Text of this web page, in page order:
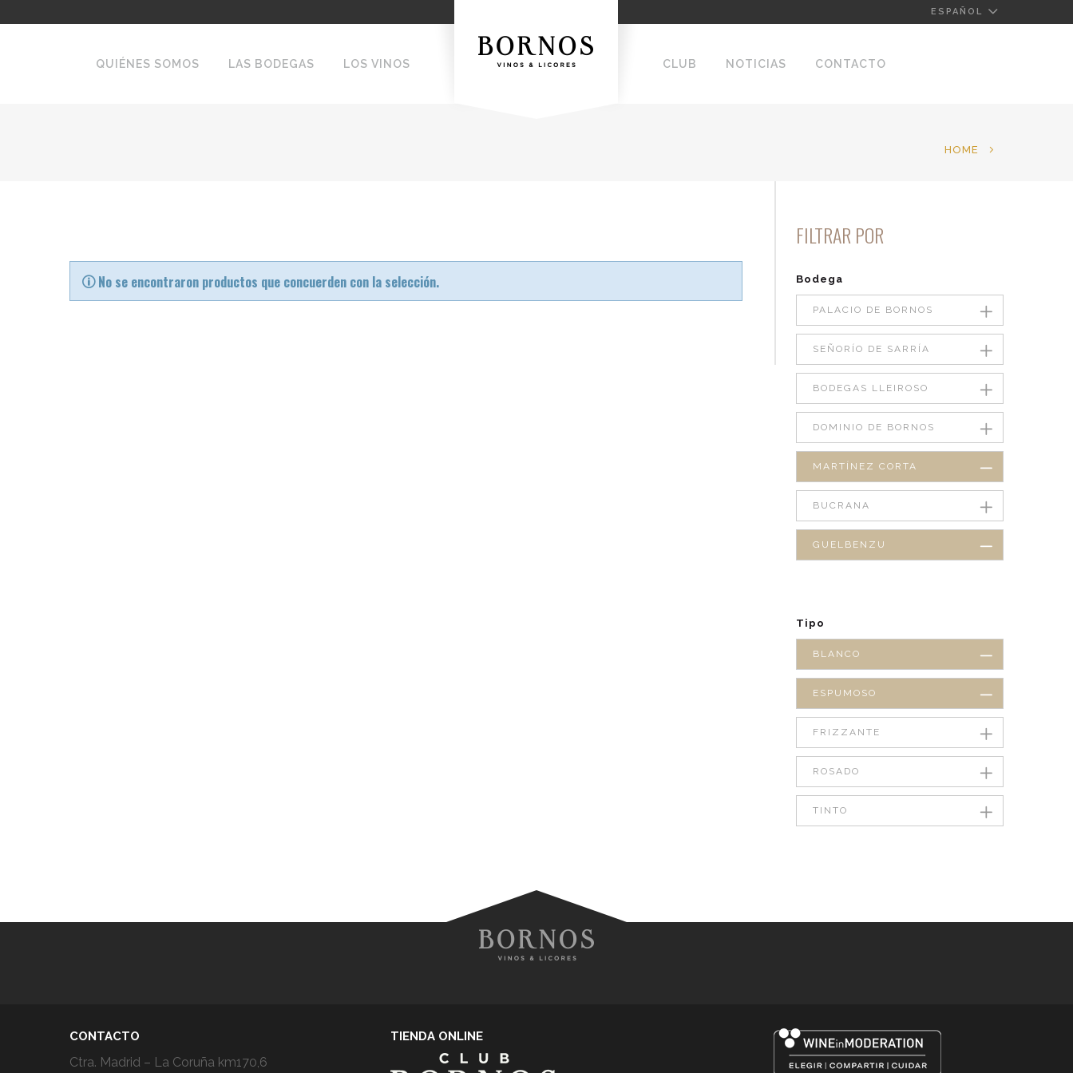
ESPAÑOL
QUIÉNES SOMOS LAS BODEGAS LOS VINOS CLUB NOTICIAS CONTACTO
HOME
No se encontraron productos que concuerden con la selección.
FILTRAR POR
Bodega
PALACIO DE BORNOS
SEÑORÍO DE SARRÍA
BODEGAS LLEIROSO
DOMINIO DE BORNOS
MARTÍNEZ CORTA
BUCRANA
GUELBENZU
Tipo
BLANCO
ESPUMOSO
FRIZZANTE
ROSADO
TINTO
CONTACTO
Ctra. Madrid – La Coruña km170,6
TIENDA ONLINE